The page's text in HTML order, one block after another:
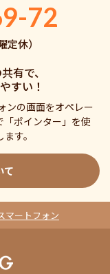
72
休）
有で、
すい！
ンの画面をオペレー
ポインター」を使
す。
て
マートフォン